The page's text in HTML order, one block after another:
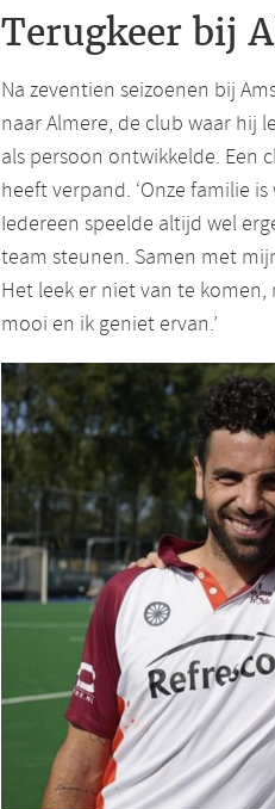
Terugkeer bij
Na zeventien seizoenen bij
naar Almere, de club waar hij
als persoon ontwikkelde. Een
heeft verpand. ‘Onze familie
Iedereen speelde altijd wel
team steunen. Samen met
Het leek er niet van te
mooi en ik geniet ervan.’